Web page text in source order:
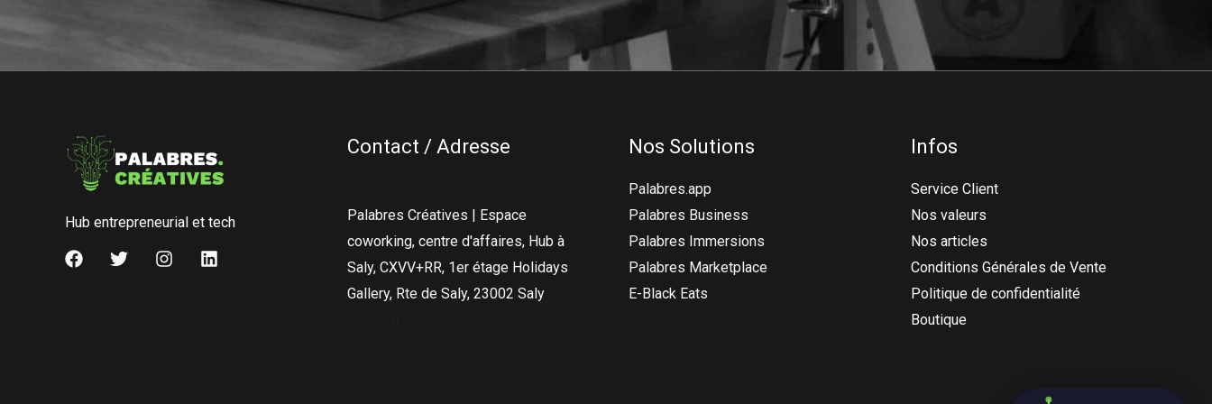
Hub entrepreneurial et tech
Contact / Adresse
Palabres Créatives | Espace
coworking, centre d'affaires, Hub à
Saly, CXVV+RR, 1er étage Holidays
Gallery, Rte de Saly, 23002 Saly-
Nos Solutions
Palabres.app
Palabres Business
Palabres Immersions
Palabres Marketplace
E-Black Eats
Infos
Service Client
Nos valeurs
Nos articles
Conditions Générales de Vente
Politique de confidentialité
Boutique